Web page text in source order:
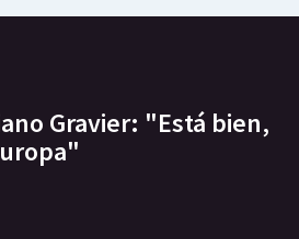
Gravier: "Está bien,